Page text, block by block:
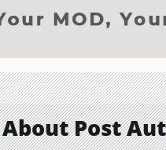
About Post